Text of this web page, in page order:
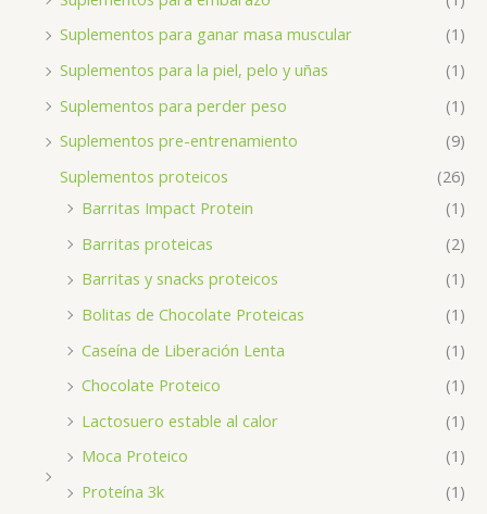
Suplementos para ganar masa muscular
(1)
Suplementos para la piel, pelo y uñas
(1)
Suplementos para perder peso
(1)
Suplementos pre-entrenamiento
(9)
Suplementos proteicos
(26)
Barritas Impact Protein
(1)
Barritas proteicas
(2)
Barritas y snacks proteicos
(1)
Bolitas de Chocolate Proteicas
(1)
Caseína de Liberación Lenta
(1)
Chocolate Proteico
(1)
Lactosuero estable al calor
(1)
Moca Proteico
(1)
Proteína 3k
(1)